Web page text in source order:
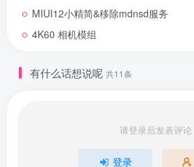
MIUI12小精简&移除mdnsd服务
4K60 相机模组
有什么话想说呢 共11条
请登录后发表评论
登录